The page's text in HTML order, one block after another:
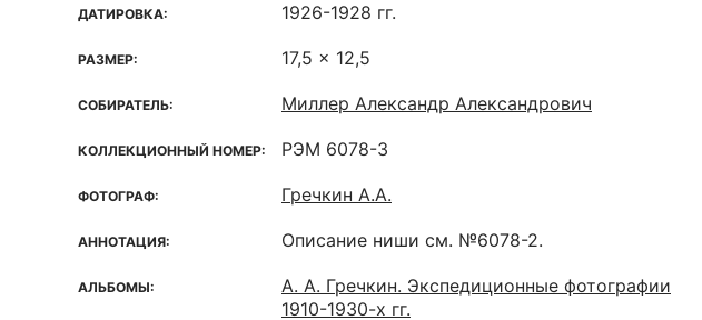
ДАТИРОВКА: 1926-1928 гг.
РАЗМЕР: 17,5 x 12,5
СОБИРАТЕЛЬ: Миллер Александр Александрович
КОЛЛЕКЦИОННЫЙ НОМЕР: РЭМ 6078-3
ФОТОГРАФ: Гречкин А.А.
АННОТАЦИЯ: Описание ниши см. №6078-2.
АЛЬБОМЫ:
А. А. Гречкин. Экспедиционные фотографии
1910-1930-х гг.